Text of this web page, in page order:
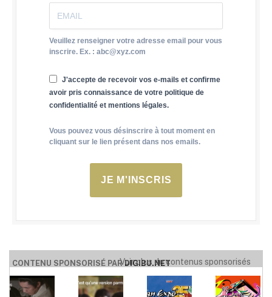
Veuillez renseigner votre adresse email pour vous
inscrire. Ex. : abc@xyz.com
J'accepte de recevoir vos e-mails et confirme
avoir pris connaissance de votre politique de
confidentialité et mentions légales.
Vous pouvez vous désinscrire à tout moment en
cliquant sur le lien présent dans nos emails.
JE M'INSCRIS
CONTENU SPONSORISÉ PARDIGIBU.NET
Voir plus de contenus sponsorisés